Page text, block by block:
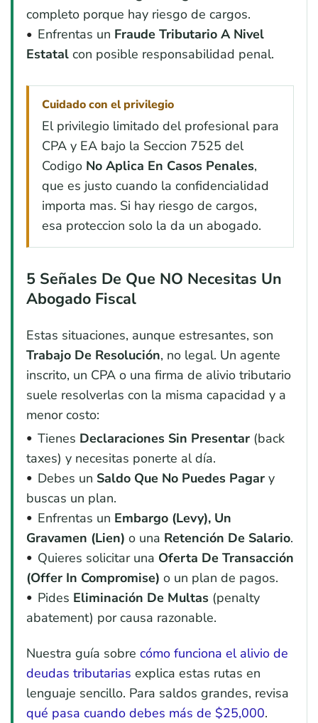
completo porque hay riesgo de cargos.
Enfrentas un Fraude Tributario A Nivel
Estatal con posible responsabilidad penal.
Cuidado con el privilegio
El privilegio limitado del profesional para
CPA y EA bajo la Seccion 7525 del
Codigo No Aplica En Casos Penales,
que es justo cuando la confidencialidad
importa mas. Si hay riesgo de cargos,
esa proteccion solo la da un abogado.
5 Señales De Que NO Necesitas Un
Abogado Fiscal
Estas situaciones, aunque estresantes, son
Trabajo De Resolución, no legal. Un agente
inscrito, un CPA o una firma de alivio tributario
suele resolverlas con la misma capacidad y a
menor costo:
Tienes Declaraciones Sin Presentar (back
taxes) y necesitas ponerte al día.
Debes un Saldo Que No Puedes Pagar y
buscas un plan.
Enfrentas un Embargo (levy), Un
Gravamen (lien) o una Retención De Salario.
Quieres solicitar una Oferta De Transacción
(Offer In Compromise) o un plan de pagos.
Pides Eliminación De Multas (penalty
abatement) por causa razonable.
Nuestra guía sobre cómo funciona el alivio de
deudas tributarias explica estas rutas en
lenguaje sencillo. Para saldos grandes, revisa
qué pasa cuando debes más de $25,000.